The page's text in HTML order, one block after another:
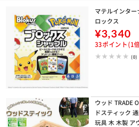
マテルインタ
ロックス
¥3,340
33ポイント(1
(0)
ウッド TRADE
ドスティック
玩具 木 木製 ア